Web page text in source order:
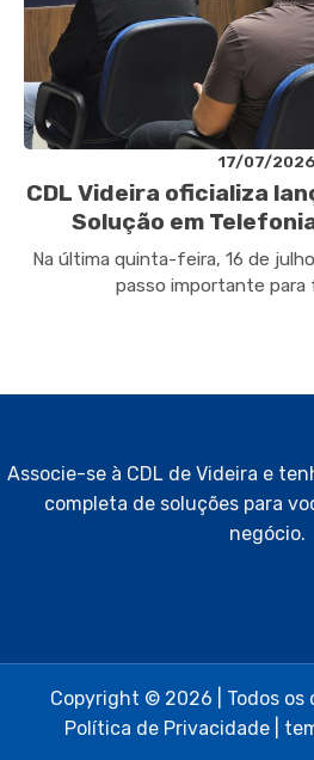
17/07/2026
CDL Videira oficializa
Solução em
Na última quinta-feira, 16 de
passo importante para
Associe-se à CDL de Videira e
completa de soluções para
negócio.
Copyright © 2026 | Todos os
Política de Privacidade|